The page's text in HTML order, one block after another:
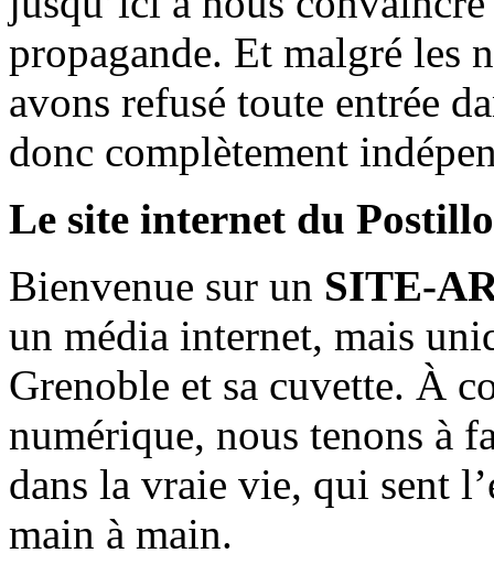
propagande. Et malgré les
avons refusé toute entrée
donc complètement
Le site internet du
Bienvenue sur un SITE-
un média internet, mais
Grenoble et sa cuvette. À
numérique, nous tenons à
dans la vraie vie, qui sent
main à main.